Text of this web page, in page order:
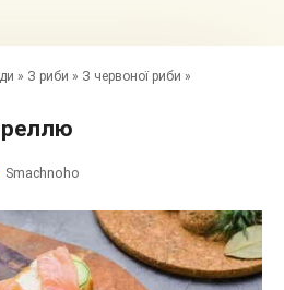
» З риби » З червоної риби »
Smachnoho